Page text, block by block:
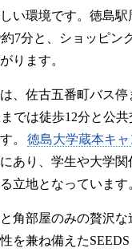
い環境です。徳島駅
7分と、ショッピン
ります。
、佐古五番町バス停
では徒歩12分と公共
。
徳島大学蔵本キャ
あり、学生や大学関
立地となっています
角部屋のみの贅沢な
を兼ね備えた